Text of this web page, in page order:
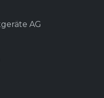
AG